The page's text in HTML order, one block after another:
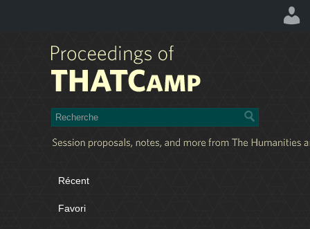
Récent
Favori